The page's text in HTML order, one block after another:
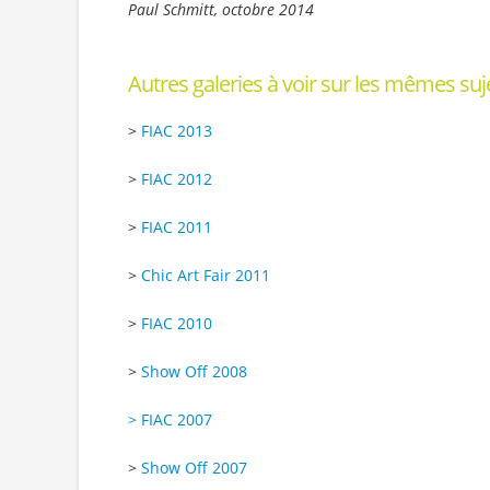
Paul Schmitt, octobre 2014
Autres galeries à voir sur les mêmes
> FIAC 2013
> FIAC 2012
> FIAC 2011
> Chic Art Fair 2011
> FIAC 2010
> Show Off 2008
> FIAC 2007
> Show Off 2007